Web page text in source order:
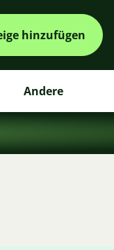
hinzufügen
Andere